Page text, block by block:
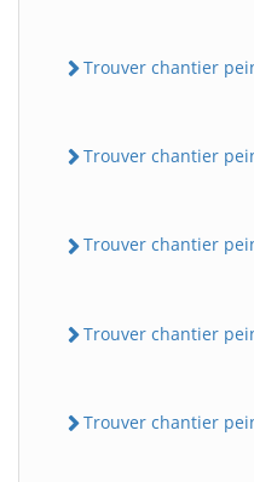
Trouver chantier
Trouver chantier
Trouver chantier
Trouver chantier
Trouver chantier